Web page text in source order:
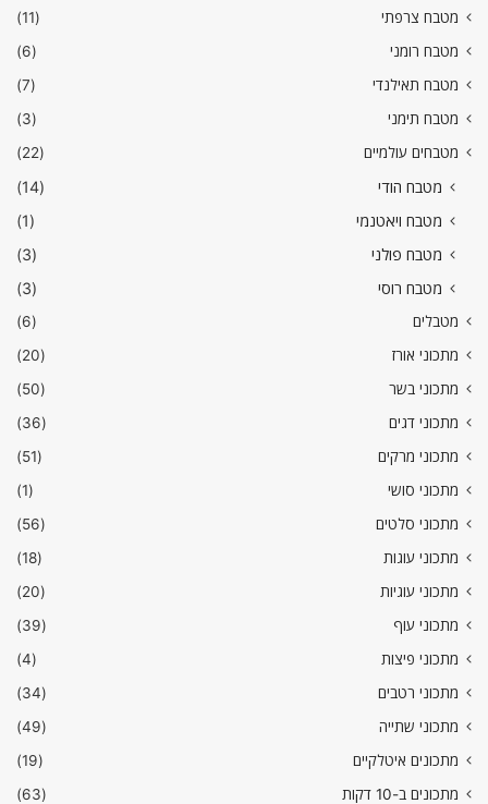
מטבח צרפתי
(11)
מטבח רומני
(6)
מטבח תאילנדי
(7)
מטבח תימני
(3)
מטבחים עולמיים
(22)
מטבח הודי
(14)
מטבח ויאטנמי
(1)
מטבח פולני
(3)
מטבח רוסי
(3)
מטבלים
(6)
מתכוני אורז
(20)
מתכוני בשר
(50)
מתכוני דגים
(36)
מתכוני מרקים
(51)
מתכוני סושי
(1)
מתכוני סלטים
(56)
מתכוני עוגות
(18)
מתכוני עוגיות
(20)
מתכוני עוף
(39)
מתכוני פיצות
(4)
מתכוני רטבים
(34)
מתכוני שתייה
(49)
מתכונים איטלקיים
(19)
מתכונים ב-10 דקות
(63)